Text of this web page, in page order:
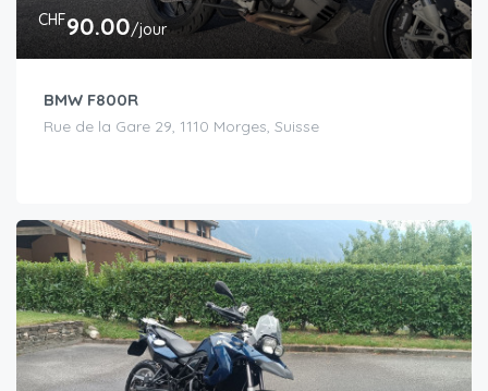
CHF90.00/jour
BMW F800R
Rue de la Gare 29, 1110 Morges, Suisse